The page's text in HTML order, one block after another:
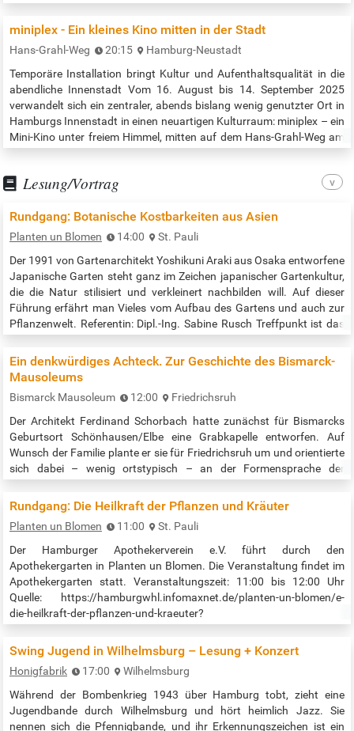
Sturz und der arabischen Welt widmet. Wir werden 4 Episoden der
syrischen Serie zeigen. Jeder Episodenteil ist ca. 13 bis 33 Minuten
lang.…
miniplex - Ein kleines Kino mitten in der Stadt
Hans-Grahl-Weg 20:15
Hamburg-Neustadt
Temporäre Installation bringt Kultur und Aufenthaltsqualität in die
abendliche Innenstadt Vom 16. August bis 14. September 2025
verwandelt sich ein zentraler, abends bislang wenig genutzter Ort in
Hamburgs Innenstadt in einen neuartigen Kulturraum: miniplex – ein
Mini-Kino unter freiem Himmel, mitten auf dem Hans-Grahl-Weg am
Lesung/Vortrag
Rundgang: Botanische Kostbarkeiten aus Asien
Planten un Blomen 14:00
St. Pauli
Der 1991 von Gartenarchitekt Yoshikuni Araki aus Osaka entworfene
Japanische Garten steht ganz im Zeichen japanischer Gartenkultur,
die die Natur stilisiert und verkleinert nachbilden will. Auf dieser
Führung erfährt man Vieles vom Aufbau des Gartens und auch zur
Pflanzenwelt. Referentin: Dipl.-Ing. Sabine Rusch Treffpunkt ist das
14:00 Uhr Quelle:…
Ein denkwürdiges Achteck. Zur Geschichte des Bismarck-
Mausoleums
Bismarck Mausoleum 12:00
Friedrichsruh
Der Architekt Ferdinand Schorbach hatte zunächst für Bismarcks
Geburtsort Schönhausen/Elbe eine Grabkapelle entworfen. Auf
Wunsch der Familie plante er sie für Friedrichsruh um und orientierte
sich dabei – wenig ortstypisch – an der Formensprache der
von-Bismarck-Stiftung die Baugeschichte des Gebäudes vor, das bis
heute auch für Gottesdienste genutzt wird. Außerdem finden an
diesem Tag…
Rundgang: Die Heilkraft der Pflanzen und Kräuter
Planten un Blomen 11:00
St. Pauli
Der Hamburger Apothekerverein e.V. führt durch den
Apothekergarten in Planten un Blomen. Die Veranstaltung findet im
Apothekergarten statt. Veranstaltungszeit: 11:00 bis 12:00 Uhr
Quelle: https://hamburgwhl.infomaxnet.de/planten-un-blomen/e-
die-heilkraft-der-pflanzen-und-kraeuter?
Swing Jugend in Wilhelmsburg – Lesung + Konzert
Honigfabrik 17:00
Wilhelmsburg
Während der Bombenkrieg 1943 über Hamburg tobt, zieht eine
Jugendbande durch Wilhelmsburg und hört heimlich Jazz. Sie
nennen sich die Pfennigbande, und ihr Erkennungszeichen ist ein